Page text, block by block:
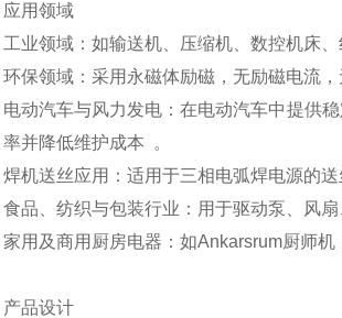
应用领域
工业领域：如输送机、压缩机、数控机床
环保领域：采用永磁体励磁，无励磁电流
电动汽车与风力发电：在电动汽车中提供
率并降低维护成本 。
焊机送丝应用：适用于三相电弧焊电源的
食品、纺织与包装行业：用于驱动泵、风
家用及商用厨房电器：如Ankarsrum厨师
产品设计